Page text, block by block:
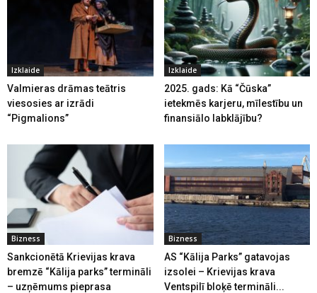
Izklaide
Valmieras drāmas teātris
viesosies ar izrādi
“Pigmalions”
Izklaide
2025. gads: Kā “Čūska”
ietekmēs karjeru, mīlestību un
finansiālo labklājību?
Bizness
Sankcionētā Krievijas krava
bremzē “Kālija parks” termināli
– uzņēmums pieprasa
Bizness
AS “Kālija Parks” gatavojas
izsolei – Krievijas krava
Ventspilī bloķē termināli...